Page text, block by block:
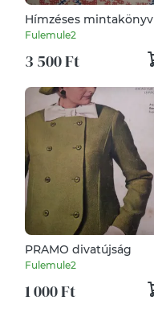
Hímzéses mintakönyv
Fulemule2
3 500 Ft
PRAMO divatújság
Fulemule2
1 000 Ft